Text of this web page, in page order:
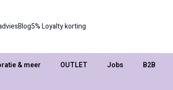
Blog5% Loyalty korting
& meer OUTLET Jobs B2B